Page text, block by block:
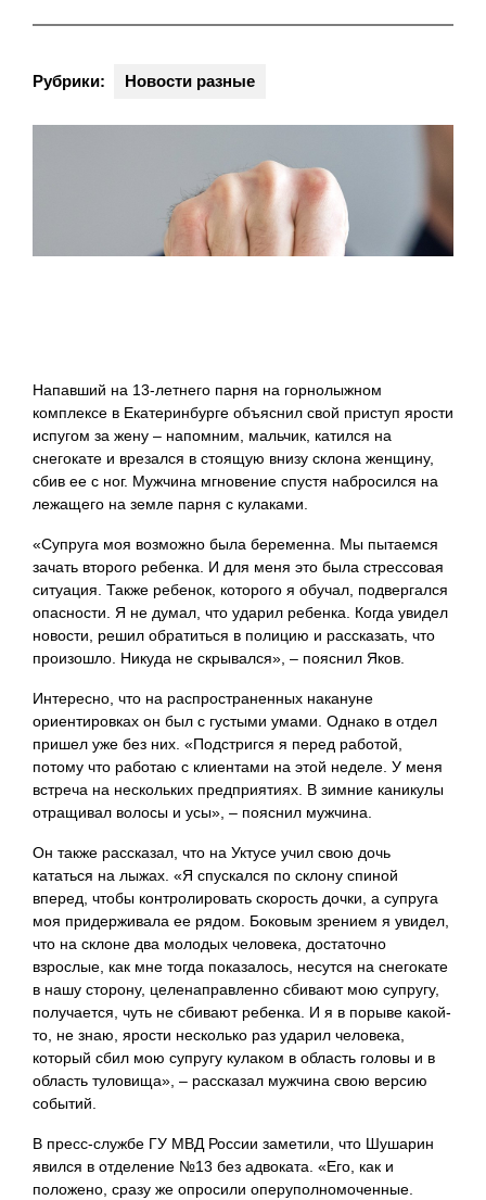
Рубрики: Новости разные
Напавший на 13-летнего парня на горнолыжном
комплексе в Екатеринбурге объяснил свой приступ ярости
испугом за жену – напомним, мальчик, катился на
снегокате и врезался в стоящую внизу склона женщину,
сбив ее с ног. Мужчина мгновение спустя набросился на
лежащего на земле парня с кулаками.
«Супруга моя возможно была беременна. Мы пытаемся
зачать второго ребенка. И для меня это была стрессовая
ситуация. Также ребенок, которого я обучал, подвергался
опасности. Я не думал, что ударил ребенка. Когда увидел
новости, решил обратиться в полицию и рассказать, что
произошло. Никуда не скрывался», – пояснил Яков.
Интересно, что на распространенных накануне
ориентировках он был с густыми умами. Однако в отдел
пришел уже без них. «Подстригся я перед работой,
потому что работаю с клиентами на этой неделе. У меня
встреча на нескольких предприятиях. В зимние каникулы
отращивал волосы и усы», – пояснил мужчина.
Он также рассказал, что на Уктусе учил свою дочь
кататься на лыжах. «Я спускался по склону спиной
вперед, чтобы контролировать скорость дочки, а супруга
моя придерживала ее рядом. Боковым зрением я увидел,
что на склоне два молодых человека, достаточно
взрослые, как мне тогда показалось, несутся на снегокате
в нашу сторону, целенаправленно сбивают мою супругу,
получается, чуть не сбивают ребенка. И я в порыве какой-
то, не знаю, ярости несколько раз ударил человека,
который сбил мою супругу кулаком в область головы и в
область туловища», – рассказал мужчина свою версию
событий.
В пресс-службе ГУ МВД России заметили, что Шушарин
явился в отделение №13 без адвоката. «Его, как и
положено, сразу же опросили оперуполномоченные.